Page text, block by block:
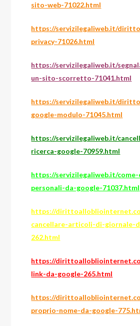
sito-web-71022.html
https://servizilegaliweb.it/
privacy-71026.html
https://servizilegaliweb.it/
un-sito-scorretto-71041.html
https://servizilegaliweb.it/
google-modulo-71045.html
https://servizilegaliweb.it/
ricerca-google-70959.html
https://servizilegaliweb.it/
personali-da-google-71037.html
https://
cancellare-articoli-di-giornale-
262.html
https://
link-da-google-265.html
https://
proprio-nome-da-google-